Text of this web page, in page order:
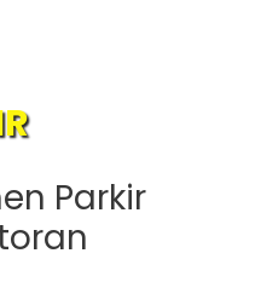
Parkir
di Area
Mall